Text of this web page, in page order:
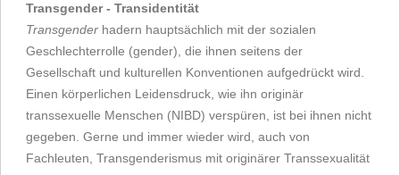
Transgender - Transidentität
Transgender hadern hauptsächlich mit der sozialen
Geschlechterrolle (gender), die ihnen seitens der
Gesellschaft und kulturellen Konventionen aufgedrückt wird.
Einen körperlichen Leidensdruck, wie ihn originär
transsexuelle Menschen (NIBD) verspüren, ist bei ihnen nicht
gegeben. Gerne und immer wieder wird, auch von
Fachleuten, Transgenderismus mit originärer Transsexualität